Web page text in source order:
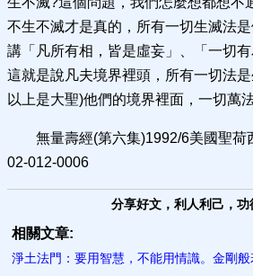
不生不滅才是真的，所有一切生滅法是
講「凡所有相，皆是虛妄」、「一切有
這就是說凡夫境界裡頭，所有一切法
以上是大聖)他們的境界裡面，一切萬
無量壽經(第六集)1992/6美國聖荷
02-012-0006
分享好文，利人利己，功
相關文章:
淨土法門：要用智慧，不能用情識。金剛